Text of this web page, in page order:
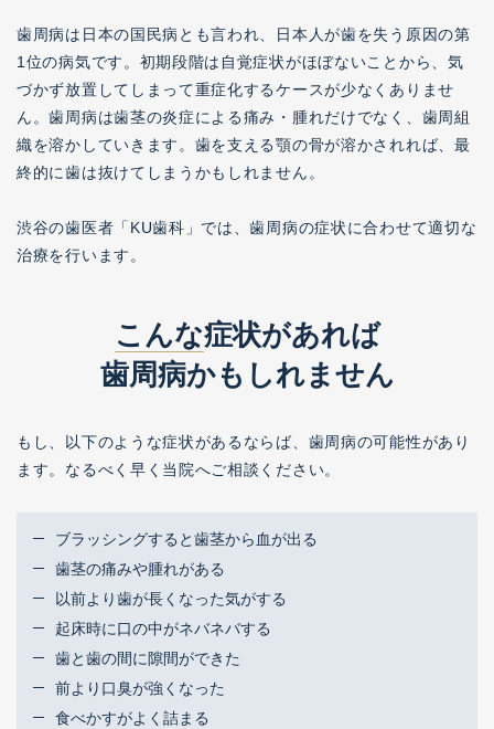
ご予約･お問い合わせはこちら
来院のご予約
ご相談専用
無料メール相談
カウンセリング専用
LINEビデオ相談
カウンセリング専用
LINEお問合せ
歯周病は日本の国民病とも言われ、日本人が歯を失う原因の第
1位の病気です。初期段階は自覚症状がほぼないことから、気
づかず放置してしまって重症化するケースが少なくありませ
ん。歯周病は歯茎の炎症による痛み・腫れだけでなく、歯周組
織を溶かしていきます。歯を支える顎の骨が溶かされれば、最
終的に歯は抜けてしまうかもしれません。
渋谷の歯医者「KU歯科」では、歯周病の症状に合わせて適切な
治療を行います。
こんな症状があれば
歯周病かもしれません
もし、以下のような症状があるならば、歯周病の可能性があり
ます。なるべく早く当院へご相談ください。
ブラッシングすると歯茎から血が出る
歯茎の痛みや腫れがある
以前より歯が長くなった気がする
起床時に口の中がネバネバする
歯と歯の間に隙間ができた
前より口臭が強くなった
食べかすがよく詰まる